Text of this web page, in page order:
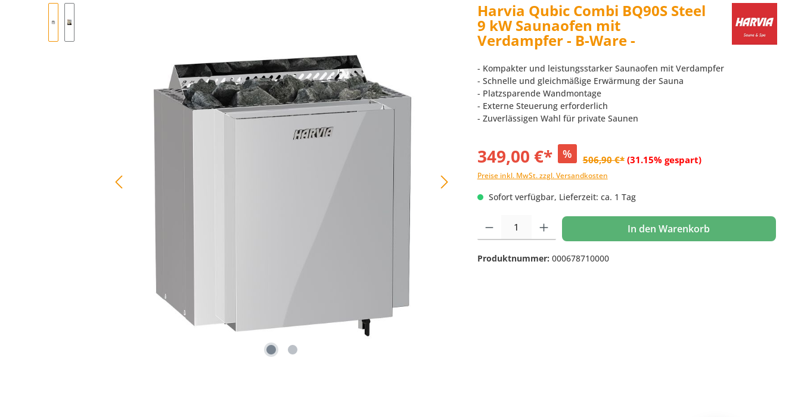
Harvia Qubic Combi BQ90S Steel
9 kW Saunaofen mit
Verdampfer - B-Ware -
- Kompakter und leistungsstarker Saunaofen mit Verdampfer
- Schnelle und gleichmäßige Erwärmung der Sauna
- Platzsparende Wandmontage
- Externe Steuerung erforderlich
- Zuverlässigen Wahl für private Saunen
349,00 €* % 506,90 €* (31.15% gespart)
Preise inkl. MwSt. zzgl. Versandkosten
Sofort verfügbar, Lieferzeit: ca. 1 Tag
Produkt Anzahl: Gib den gewünschten Wert ein oder benutze die Schaltflächen um die
In den Warenkorb
Produktnummer: 000678710000